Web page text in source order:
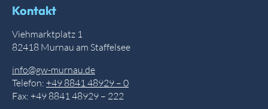
Kontakt
Viehmarktplatz 1
82418 Murnau am Staffelsee
info@gw-murnau.de
Telefon: +49 8841 48929 – 0
Fax: +49 8841 48929 – 222